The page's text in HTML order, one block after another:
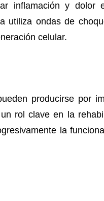
inflamación y dolor
utiliza ondas de
celular.
producirse por
rol clave en la
la